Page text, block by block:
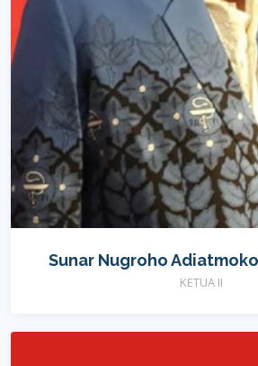
Sunar Nugroho Adiatmoko,
KETUA II